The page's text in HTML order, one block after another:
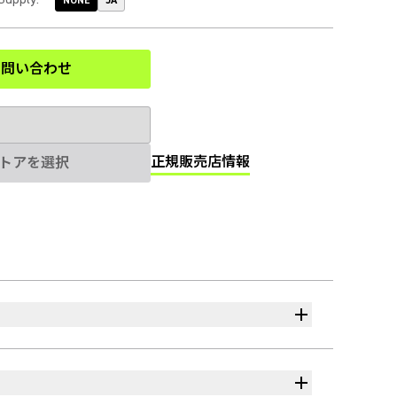
い合わせ
(Opens in a new tab)
アを選択 正規販売店情報